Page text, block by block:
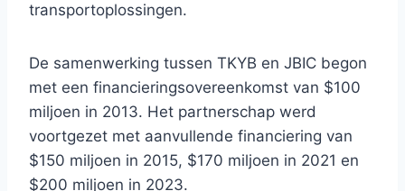
transportoplossingen.
De samenwerking tussen TKYB en JBIC begon
met een financieringsovereenkomst van $100
miljoen in 2013. Het partnerschap werd
voortgezet met aanvullende financiering van
$150 miljoen in 2015, $170 miljoen in 2021 en
$200 miljoen in 2023.